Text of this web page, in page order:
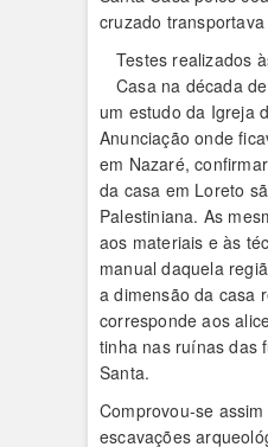
cruzado
Testes realizados
Casa na década
um estudo da Igreja
Anunciação onde
em Nazaré,
da casa em Loreto
Palestiniana. As
aos materiais e às
manual daquela
a dimensão da casa
corresponde aos
tinha nas ruínas das
Santa.
Comprovou-se
escavações